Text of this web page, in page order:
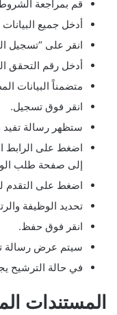
قم بمراجعة
أدخل جميع
انقر على “تسجيل
أدخل رقم التحقق
متضمناً البيانات
انقر فوق تسجيل.
ستظهر رسالة تفيد
اضغط على الرابط
إلى صفحة طلب
اضغط على التقدم
تحديد الوظيفة
انقر فوق حفظ.
سيتم عرض رسالة
في حالة الترشيح
المستندات